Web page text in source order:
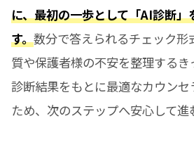
に、最初の一歩として「AI診断」
す。数分で答えられるチェック形
質や保護者様の不安を整理するき
診断結果をもとに最適なカウン
ため、次のステップへ安心して進